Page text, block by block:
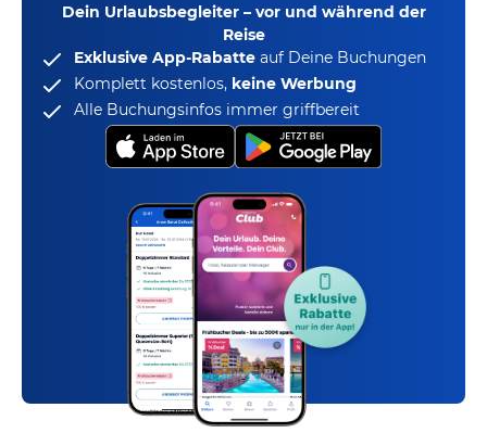
Dein Urlaubsbegleiter – vor und während der
Reise
Exklusive App-Rabatte auf Deine Buchungen
Komplett kostenlos, keine Werbung
Alle Buchungsinfos immer griffbereit